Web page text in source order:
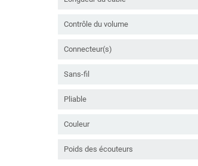
Contrôle du volume
Connecteur(s)
Sans-fil
Pliable
Couleur
Poids des écouteurs